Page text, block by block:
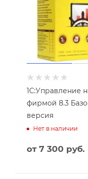
1С:Управление
фирмой 8.3
версия
Нет в наличии
от 7 300 руб.